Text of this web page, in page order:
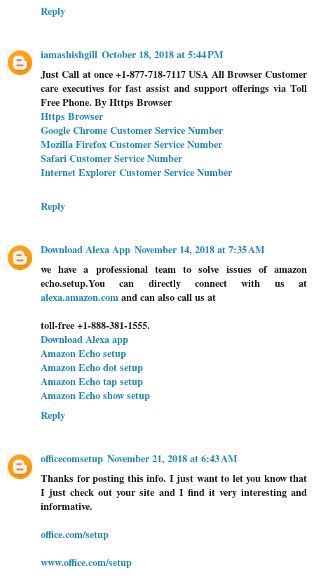
Reply
iamashishgill October 18, 2018 at 5:44 PM
Just Call at once +1-877-718-7117 USA All Browser Customer
care executives for fast assist and support offerings via Toll
Free Phone. By Https Browser
Https Browser
Google Chrome Customer Service Number
Mozilla Firefox Customer Service Number
Safari Customer Service Number
Internet Explorer Customer Service Number
Reply
Download Alexa App November 14, 2018 at 7:35 AM
we have a professional team to solve issues of amazon
echo.setup.You can directly connect with us at
alexa.amazon.comand can also call us at
toll-free +1-888-381-1555.
Download Alexa app
Amazon Echo setup
Amazon Echo dot setup
Amazon Echo tap setup
Amazon Echo show setup
Reply
officecomsetup November 21, 2018 at 6:43 AM
Thanks for posting this info. I just want to let you know that
I just check out your site and I find it very interesting and
informative.
office.com/setup
www.office.com/setup